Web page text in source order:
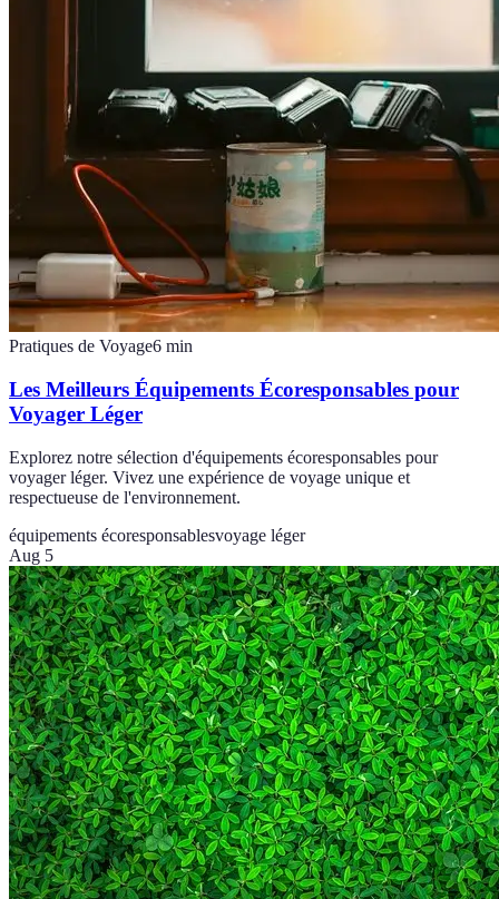
Pratiques de Voyage6 min
Les Meilleurs Équipements Écoresponsables pour
Voyager Léger
Explorez notre sélection d'équipements écoresponsables pour
voyager léger. Vivez une expérience de voyage unique et
respectueuse de l'environnement.
équipements écoresponsablesvoyage léger
Aug 5